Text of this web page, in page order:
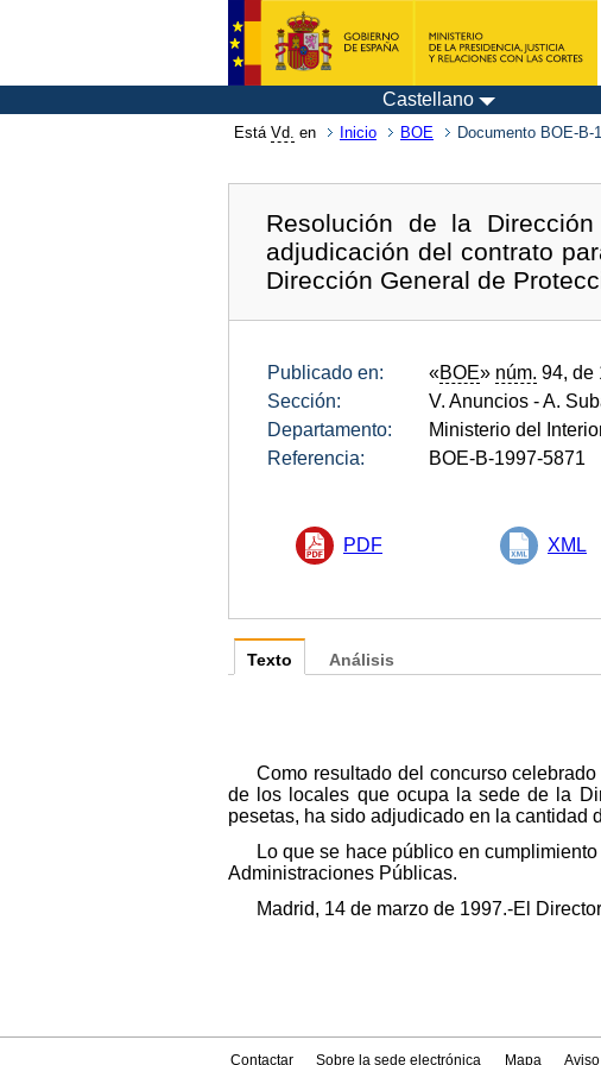
Castellano
Está Vd. en Inicio BOE Documento BOE-B-
Resolución de la
adjudicación del contrato
Dirección General de
Publicado en: «BOE» núm. 94, de
Sección:
V. Anuncios - A.
Departamento:
Ministerio del
Referencia:
BOE-B-1997-5871
PDF XML
Texto
Como resultado del concurso
de los locales que ocupa la sede de la
pesetas, ha sido adjudicado en la cantidad
Lo que se hace público en
Administraciones Públicas.
Madrid, 14 de marzo de 1997.-El
Análisis
Contactar Sobre la sede electrónica Mapa